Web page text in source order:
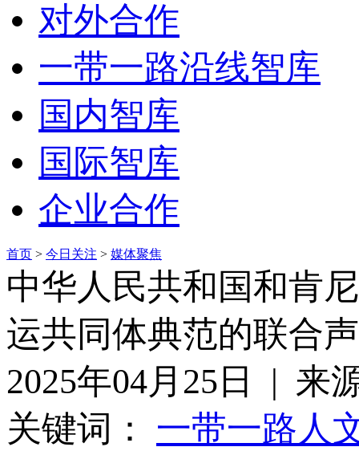
对外合作
一带一路沿线智库
国内智库
国际智库
企业合作
首页 > 今日关注 > 媒体聚焦
中华人民共和国和肯
运共同体典范的联合
2025年04月25日 | 来
关键词： 一带一路 人